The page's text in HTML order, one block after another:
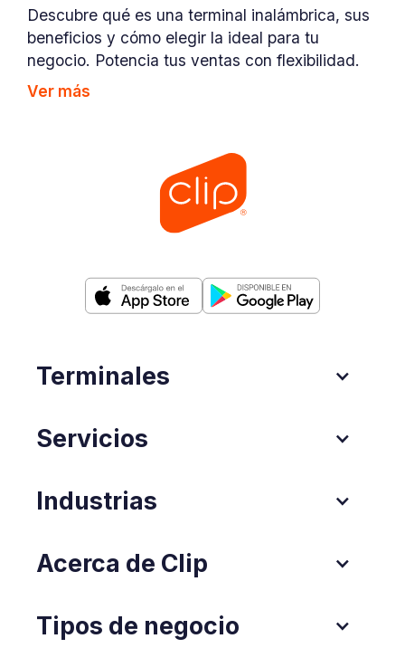
Descubre qué es una terminal inalámbrica, sus
beneficios y cómo elegir la ideal para tu
negocio. Potencia tus ventas con flexibilidad.
Ver más
Terminales
Servicios
Industrias
Acerca de Clip
Tipos de negocio